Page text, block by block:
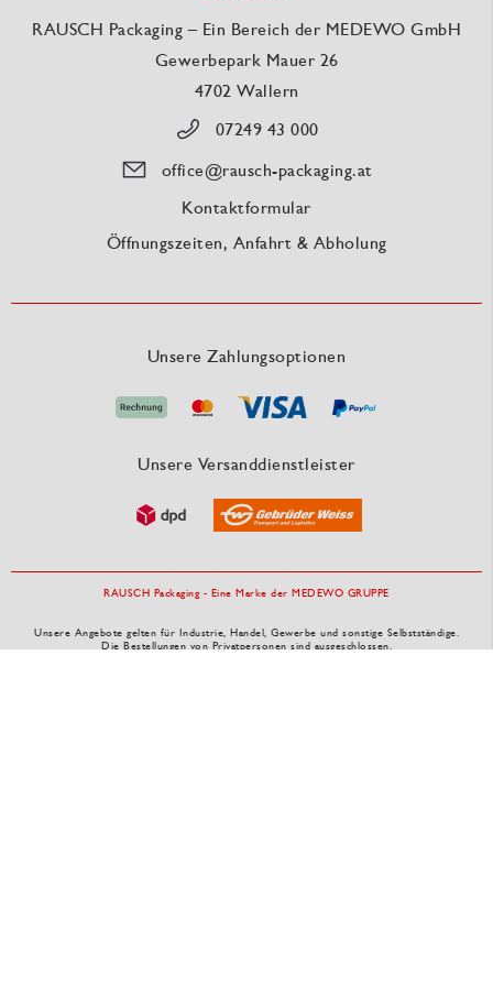
RAUSCH Packaging – Ein Bereich der MEDEWO GmbH
Gewerbepark Mauer 26
4702 Wallern
07249 43 000
office@rausch-packaging.at
Kontaktformular
Öffnungszeiten, Anfahrt & Abholung
Unsere Zahlungsoptionen
Unsere Versanddienstleister
RAUSCH Packaging - Eine Marke der MEDEWO GRUPPE
Unsere Angebote gelten für Industrie, Handel, Gewerbe und sonstige Selbstständige.
Die Bestellungen von Privatpersonen sind ausgeschlossen.